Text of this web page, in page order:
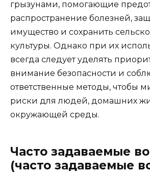
грызунами, помогающие
распространение болезней,
имущество и сохранить
культуры. Однако при их
всегда следует уделять
внимание безопасности и
ответственные методы, чтобы
риски для людей, домашних
окружающей среды.
Часто задаваемые
(часто задаваемые